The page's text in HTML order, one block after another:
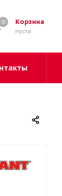
Корзина
пуста
0